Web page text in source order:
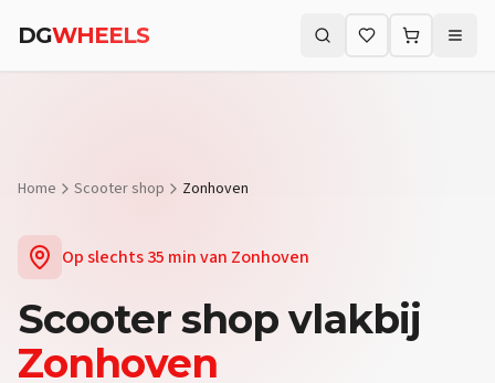
Vraag:Is er een scooterdealer in de buurt van Zonhoven?
DGWHEELS Zoeken (⌘K)
Home Scooter shop Zonhoven
Op slechts35 minvan Zonhoven
Scooter shopvlakbij
Zonhoven